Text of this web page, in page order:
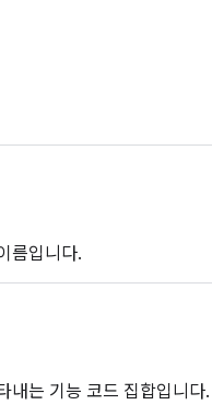
름입니다.
내는 기능 코드 집합입니다